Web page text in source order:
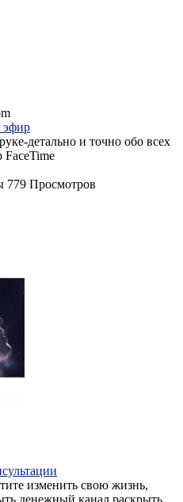
эфир
детально и точно обо всех
779 Просмотров
изменить свою жизнь,
денежный канал,раскрыть